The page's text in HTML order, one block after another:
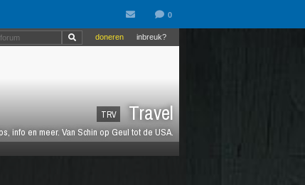
TRV Travel
info en meer. Van Schin op Geul tot de USA.
inbreuk?
doneren